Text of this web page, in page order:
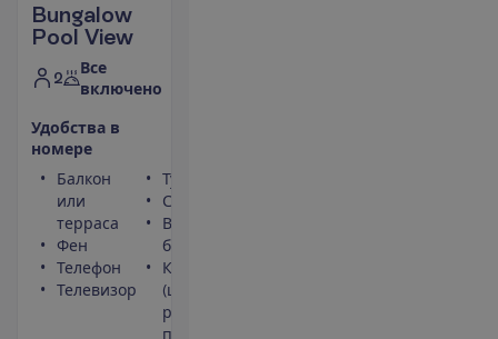
Bungalow
Pool View
2
Все
включено
Удобства в
номере
Балкон
или
терраса
Фен
Телефон
Телевизор
Туалет
Сейф
Вид на
бассейн
Кондиционер
(центральный,
работает
периодически)